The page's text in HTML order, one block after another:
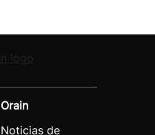
Orain
Noticias de